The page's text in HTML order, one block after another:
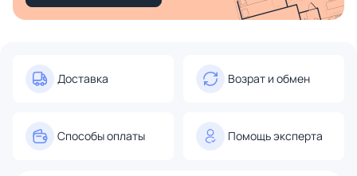
Доставка Возрат и обмен
Способы оплаты Помощь эксперта